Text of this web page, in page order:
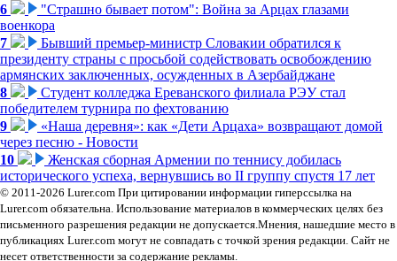
6
"Страшно бывает потом": Война за Арцах глазами
военкора
7
Бывший премьер-министр Словакии обратился к
президенту страны с просьбой содействовать освобождению
армянских заключенных, осужденных в Азербайджане
8
Студент колледжа Ереванского филиала РЭУ стал
победителем турнира по фехтованию
9
«Наша деревня»: как «Дети Арцаха» возвращают домой
через песню - Новости
10
Женская сборная Армении по теннису добилась
исторического успеха, вернувшись во II группу спустя 17 лет
© 2011-2026 Lurer.com При цитировании информации гиперссылка на
Lurer.com обязательна. Использование материалов в коммерческих целях без
письменного разрешения редакции не допускается.Мнения, нашедшие место в
публикациях Lurer.com могут не совпадать с точкой зрения редакции. Сайт не
несет ответственности за содержание рекламы.